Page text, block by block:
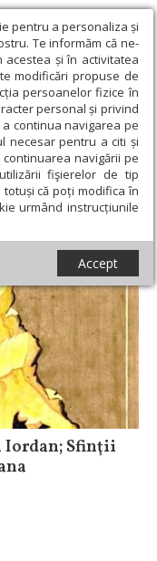
pentru a personaliza și
Te informăm că ne-
și în activitatea
modificări propuse de
persoanelor fizice în
personal și privind
continua navigarea pe
necesar pentru a citi și
navigării pe
fişierelor de tip
că poți modifica în
urmând instrucțiunile
Accept
Iordan; Sfinţii